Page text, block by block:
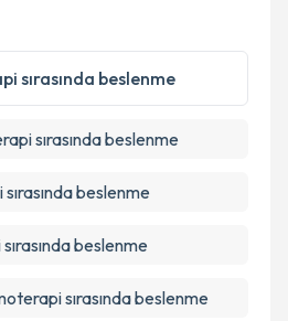
işlenmesine ilişkinAydınlatma
ve kişisel verilerimin belirtilen
kabul ediyorum.
sırasında beslenme
sırasında beslenme
beslenme
beslenme
sırasında beslenme